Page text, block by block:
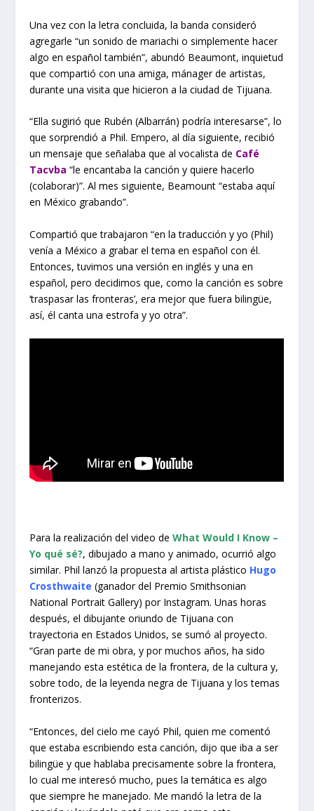
Una vez con la letra concluida, la banda consideró
agregarle “un sonido de mariachi o simplemente hacer
algo en español también”, abundó Beaumont, inquietud
que compartió con una amiga, mánager de artistas,
durante una visita que hicieron a la ciudad de Tijuana.
“Ella sugirió que Rubén (Albarrán) podría interesarse”, lo
que sorprendió a Phil. Empero, al día siguiente, recibió
un mensaje que señalaba que al vocalista de Café
Tacvba “le encantaba la canción y quiere hacerlo
(colaborar)”. Al mes siguiente, Beamount “estaba aquí
en México grabando”.
Compartió que trabajaron “en la traducción y yo (Phil)
venía a México a grabar el tema en español con él.
Entonces, tuvimos una versión en inglés y una en
español, pero decidimos que, como la canción es sobre
‘traspasar las fronteras’, era mejor que fuera bilingüe,
así, él canta una estrofa y yo otra”.
Para la realización del video deWhat Would I Know –
Yo qué sé?, dibujado a mano y animado, ocurrió algo
similar. Phil lanzó la propuesta al artista plástico Hugo
Crosthwaite (ganador del Premio Smithsonian
National Portrait Gallery) por Instagram. Unas horas
después, el dibujante oriundo de Tijuana con
trayectoria en Estados Unidos, se sumó al proyecto.
“Gran parte de mi obra, y por muchos años, ha sido
manejando esta estética de la frontera, de la cultura y,
sobre todo, de la leyenda negra de Tijuana y los temas
fronterizos.
“Entonces, del cielo me cayó Phil, quien me comentó
que estaba escribiendo esta canción, dijo que iba a ser
bilingüe y que hablaba precisamente sobre la frontera,
lo cual me interesó mucho, pues la temática es algo
que siempre he manejado. Me mandó la letra de la